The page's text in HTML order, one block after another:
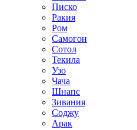
Писко
Ракия
Ром
Самогон
Сотол
Текила
Узо
Чача
Шнапс
Зивания
Соджу
Арак